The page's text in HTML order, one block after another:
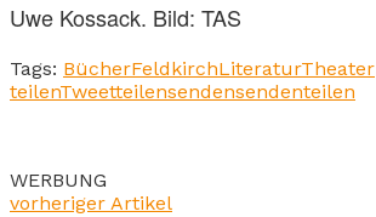
Uwe Kossack. Bild: TAS
Tags: BücherFeldkirchLiteraturTheater
teilenTweetteilensendensendenteilen
WERBUNG
vorheriger Artikel